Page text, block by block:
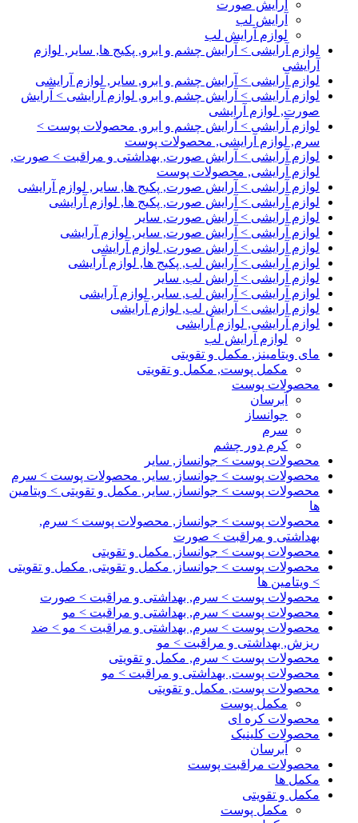
آرایش صورت
آرایش لب
لوازم آرایش لب
لوازم آرایشی > آرایش چشم و ابرو, پکیج ها, سایر, لوازم
آرایشی
لوازم آرایشی > آرایش چشم و ابرو, سایر, لوازم آرایشی
لوازم آرایشی > آرایش چشم و ابرو, لوازم آرایشی > آرایش
صورت, لوازم آرایشی
لوازم آرایشی > آرایش چشم و ابرو, محصولات پوست >
سرم, لوازم آرایشی, محصولات پوست
لوازم آرایشی > آرایش صورت, بهداشتی و مراقبت > صورت,
لوازم آرایشی, محصولات پوست
لوازم آرایشی > آرایش صورت, پکیج ها, سایر, لوازم آرایشی
لوازم آرایشی > آرایش صورت, پکیج ها, لوازم آرایشی
لوازم آرایشی > آرایش صورت, سایر
لوازم آرایشی > آرایش صورت, سایر, لوازم آرایشی
لوازم آرایشی > آرایش صورت, لوازم آرایشی
لوازم آرایشی > آرایش لب, پکیج ها, لوازم آرایشی
لوازم آرایشی > آرایش لب, سایر
لوازم آرایشی > آرایش لب, سایر, لوازم آرایشی
لوازم آرایشی > آرایش لب, لوازم آرایشی
لوازم آرایشی, لوازم آرایشی
لوازم آرایش لب
مای ویتامینز, مکمل و تقویتی
مکمل پوست, مکمل و تقویتی
محصولات پوست
آبرسان
جوانساز
سرم
کرم دور چشم
محصولات پوست > جوانساز, سایر
محصولات پوست > جوانساز, سایر, محصولات پوست > سرم
محصولات پوست > جوانساز, سایر, مکمل و تقویتی > ویتامین
ها
محصولات پوست > جوانساز, محصولات پوست > سرم,
بهداشتی و مراقبت > صورت
محصولات پوست > جوانساز, مکمل و تقویتی
محصولات پوست > جوانساز, مکمل و تقویتی, مکمل و تقویتی
> ویتامین ها
محصولات پوست > سرم, بهداشتی و مراقبت > صورت
محصولات پوست > سرم, بهداشتی و مراقبت > مو
محصولات پوست > سرم, بهداشتی و مراقبت > مو > ضد
ریزش, بهداشتی و مراقبت > مو
محصولات پوست > سرم, مکمل و تقویتی
محصولات پوست, بهداشتی و مراقبت > مو
محصولات پوست, مکمل و تقویتی
مکمل پوست
محصولات کره ای
محصولات کلینیک
آبرسان
محصولات مراقبت پوست
مکمل ها
مکمل و تقویتی
مکمل پوست